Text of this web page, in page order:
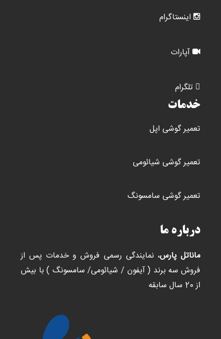
اینستاگرام
آپارات
تلگرام
خدمات
تعمیر گوشی اپل
تعمیر گوشی شیائومی
تعمیر گوشی سامسونگ
درباره ما
ماناتل پارس، نمایندگی رسمی فروش و خدمات پس از
فروش سه برند ( آیفون / شیائومی/ سامسونگ ) با بیش
از 20 سال سابقه